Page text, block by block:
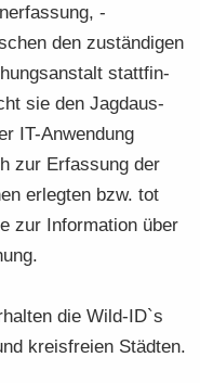
-​
den zu­stän­di­gen
statt­fin­
sie den Jagd­aus­
IT-​Anwendung
zur Er­fas­sung der
er­leg­ten bzw. tot
zur In­for­ma­ti­on über
die Wild-​ID`s
kreis­frei­en Städ­ten.